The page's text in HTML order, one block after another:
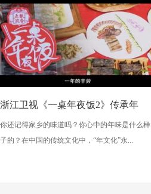
浙江卫视《一桌年夜饭2》传承年
你还记得家乡的味道吗？你心中的年味是什么样
子的？在中国的传统文化中，“年文化”永...